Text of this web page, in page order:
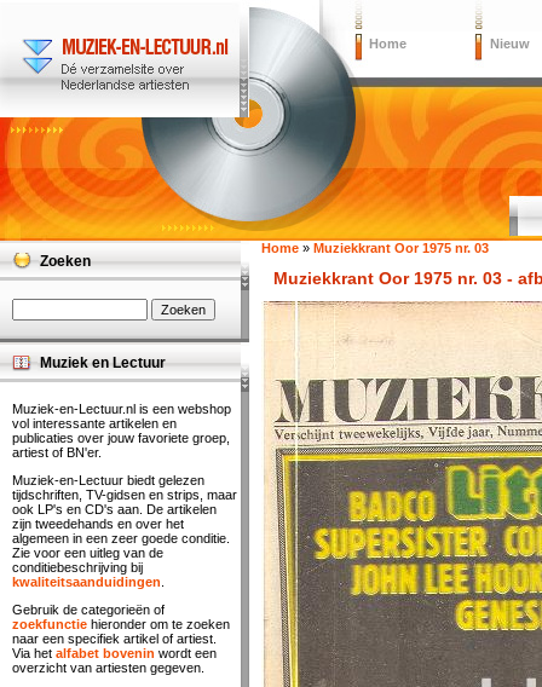
Home Nieuw
Home » Muziekkrant Oor 1975 nr. 03
Muziekkrant Oor 1975 nr. 03 -
Zoeken
Muziek en Lectuur
Muziek-en-Lectuur.nl is een webshop
vol interessante artikelen en
publicaties over jouw favoriete groep,
artiest of BN'er.
Muziek-en-Lectuur biedt gelezen
tijdschriften, TV-gidsen en strips, maar
ook LP's en CD's aan. De artikelen
zijn tweedehands en over het
algemeen in een zeer goede conditie.
Zie voor een uitleg van de
conditiebeschrijving bij
kwaliteitsaanduidingen
Gebruik de categorieën of
zoekfunctie hieronder om te zoeken
naar een specifiek artikel of artiest.
Via het alfabet bovenin wordt een
overzicht van artiesten gegeven.